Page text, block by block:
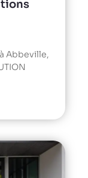
Abbeville,